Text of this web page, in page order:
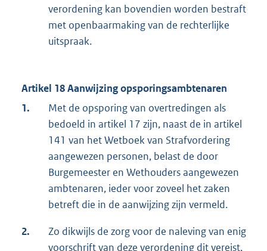
verordening kan bovendien worden bestraft
met openbaarmaking van de rechterlijke
uitspraak.
Artikel 18 Aanwijzing opsporingsambtenaren
1.
Met de opsporing van overtredingen als
bedoeld in artikel 17 zijn, naast de in artikel
141 van het Wetboek van Strafvordering
aangewezen personen, belast de door
Burgemeester en Wethouders aangewezen
ambtenaren, ieder voor zoveel het zaken
betreft die in de aanwijzing zijn vermeld.
2.
Zo dikwijls de zorg voor de naleving van enig
voorschrift van deze verordening dit vereist,